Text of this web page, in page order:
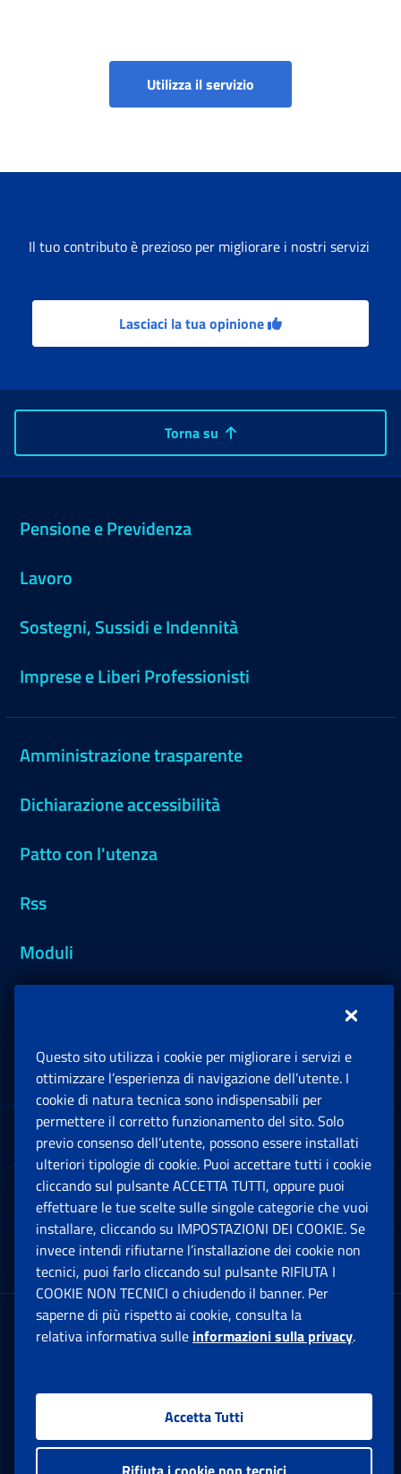
Utilizza il servizio
Il tuo contributo è prezioso per migliorare i nostri servizi
Lasciaci la tua opinione
Torna su
Pensione e Previdenza
Lavoro
Sostegni, Sussidi e Indennità
Imprese e Liberi Professionisti
Amministrazione trasparente
Dichiarazione accessibilità
Patto con l'utenza
Rss
Moduli
Sedi e Contatti
Software
Note Legali
App mobile
Sede Legale : Via Ciro il Grande, 21
00144 Roma
Facebook: Apre una nuova finestra
Twitter: Apre una nuova finestra
Whatsapp: Apre una nuova
Youtube: Apre una
Instagram:
Questo sito utilizza i cookie per migliorare i servizi e
ottimizzare l’esperienza di navigazione dell’utente. I
cookie di natura tecnica sono indispensabili per
permettere il corretto funzionamento del sito. Solo
previo consenso dell’utente, possono essere installati
ulteriori tipologie di cookie. Puoi accettare tutti i cookie
cliccando sul pulsante ACCETTA TUTTI, oppure puoi
effettuare le tue scelte sulle singole categorie che vuoi
installare, cliccando su IMPOSTAZIONI DEI COOKIE. Se
invece intendi rifiutarne l’installazione dei cookie non
tecnici, puoi farlo cliccando sul pulsante RIFIUTA I
COOKIE NON TECNICI o chiudendo il banner. Per
saperne di più rispetto ai cookie, consulta la
relativa informativa sulle informazioni sulla privacy.
Accetta Tutti